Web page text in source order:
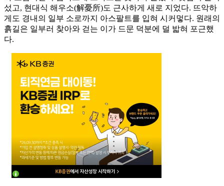
섰고, 현대식 해우소(解憂所)도 근사하게 새로 지었다. 뜨악하
게도 경내의 일부 소로까지 아스팔트를 입혀 시커멓다. 원래의
흙길은 일부러 찾아와 걷는 이가 드문 덕분에 덜 밟혀 포근했
다.